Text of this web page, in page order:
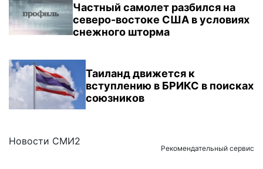
Частный самолет разбился на
северо-востоке США в условиях
снежного шторма
Таиланд движется к
вступлению в БРИКС в поисках
союзников
Новости СМИ2
Рекомендательный сервис